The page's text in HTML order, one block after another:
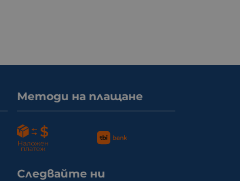
Методи на плащане
Следвайте ни